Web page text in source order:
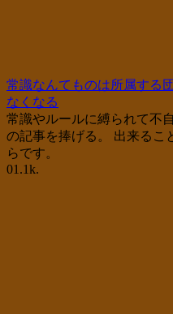
常識なんてものは所属する
なくなる
常識やルールに縛られて不
の記事を捧げる。 出来るこ
らです。
01.1k.